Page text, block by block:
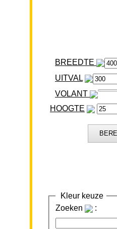
BREEDTE
VOLANT
HOOGTE
Kleur keuze
Zoeken
: